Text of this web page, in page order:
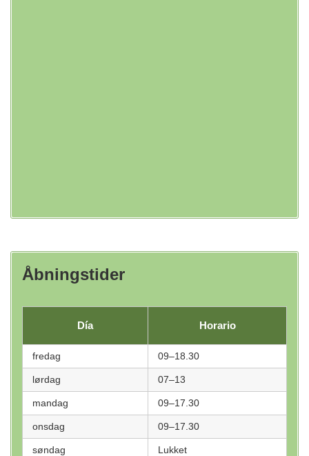
Åbningstider
Día Horario
fredag 09–18.30
lørdag 07–13
mandag 09–17.30
onsdag 09–17.30
søndag Lukket